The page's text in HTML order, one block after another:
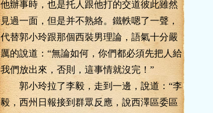
他辦事時，也是托人跟他打的交道彼此雖然
見過一面，但是并不熟絡。鐵軼嗯了一聲，
代替郭小玲跟那個西裝男理論，語氣十分嚴
厲的說道：“無論如何，你們都必須先把人給
我們放出來，否則，這事情就沒完！”
郭小玲拉了李毅，走到一邊，說道：“李
毅，西州日報接到群眾反應，說西澤區委區